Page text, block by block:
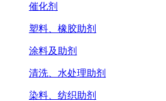
催化剂
塑料、橡胶助剂
涂料及助剂
清洗、水处理助剂
染料、纺织助剂